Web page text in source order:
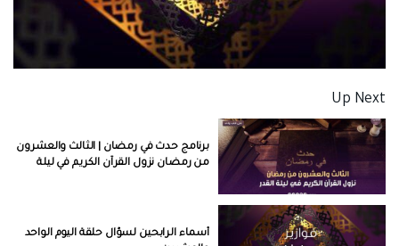
Up Next
برنامج حدث في رمضان | الثالث والعشرون
من رمضان نزول القرآن الكريم في ليلة
أسماء الرابحين لسؤال حلقة اليوم الواحد